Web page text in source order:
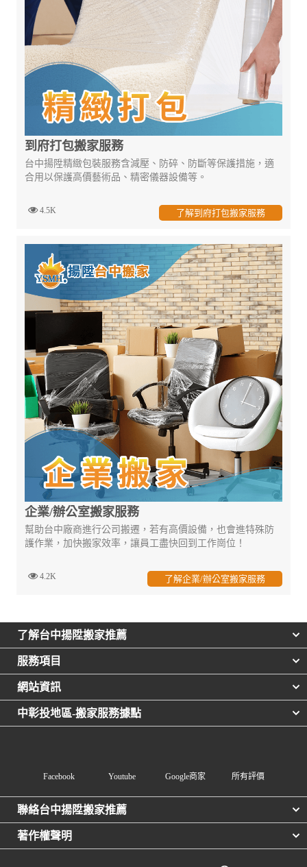
到府打包搬家服務
台中揚陞精緻包裝服務含減壓、防碎、防斷等保護措施，適
合用以保護高價藝術品、精密儀器設備等。
4.5K 了解到府打包搬家服務
企業/辦公室搬家服務
幫助台中廠商進行公司搬遷，若有高價設備，也會進特殊防
護作業，加快搬家效率，讓員工盡快回到工作崗位！
4.2K 了解企業/辦公室搬家服務
了解台中揚陞搬家推薦
服務項目
網站資訊
中彰投地區-搬家服務據點
Facebook Youtube Google商家 所有評價
聯絡台中揚陞搬家推薦
著作權聲明